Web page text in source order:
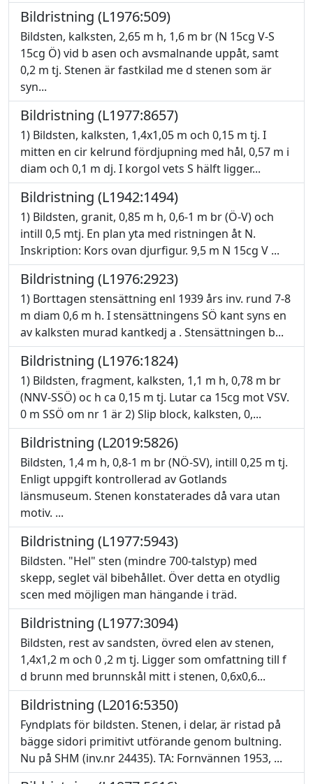
Bildristning (L1976:509)
Bildsten, kalksten, 2,65 m h, 1,6 m br (N 15cg V-S
15cg Ö) vid b asen och avsmalnande uppåt, samt
0,2 m tj. Stenen är fastkilad me d stenen som är
syn...
Bildristning (L1977:8657)
1) Bildsten, kalksten, 1,4x1,05 m och 0,15 m tj. I
mitten en cir kelrund fördjupning med hål, 0,57 m i
diam och 0,1 m dj. I korgol vets S hälft ligger...
Bildristning (L1942:1494)
1) Bildsten, granit, 0,85 m h, 0,6-1 m br (Ö-V) och
intill 0,5 mtj. En plan yta med ristningen åt N.
Inskription: Kors ovan djurfigur. 9,5 m N 15cg V ...
Bildristning (L1976:2923)
1) Borttagen stensättning enl 1939 års inv. rund 7-8
m diam 0,6 m h. I stensättningens SÖ kant syns en
av kalksten murad kantkedj a . Stensättningen b...
Bildristning (L1976:1824)
1) Bildsten, fragment, kalksten, 1,1 m h, 0,78 m br
(NNV-SSÖ) oc h ca 0,15 m tj. Lutar ca 15cg mot VSV.
0 m SSÖ om nr 1 är 2) Slip block, kalksten, 0,...
Bildristning (L2019:5826)
Bildsten, 1,4 m h, 0,8-1 m br (NÖ-SV), intill 0,25 m tj.
Enligt uppgift kontrollerad av Gotlands
länsmuseum. Stenen konstaterades då vara utan
motiv. ...
Bildristning (L1977:5943)
Bildsten. "Hel" sten (mindre 700-talstyp) med
skepp, seglet väl bibehållet. Över detta en otydlig
scen med möjligen man hängande i träd.
Bildristning (L1977:3094)
Bildsten, rest av sandsten, övred elen av stenen,
1,4x1,2 m och 0 ,2 m tj. Ligger som omfattning till f
d brunn med brunnskål mitt i stenen, 0,6x0,6...
Bildristning (L2016:5350)
Fyndplats för bildsten. Stenen, i delar, är ristad på
bägge sidori primitivt utförande genom bultning.
Nu på SHM (inv.nr 24435). TA: Fornvännen 1953, ...